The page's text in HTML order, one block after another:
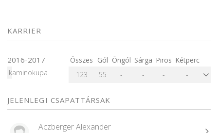
KARRIER
2016-2017 Összes Gól Öngól Sárga Piros Kétperc
kaminokupa
123 55 - - - -
JELENLEGI CSAPATTÁRSAK
Aczberger Alexander